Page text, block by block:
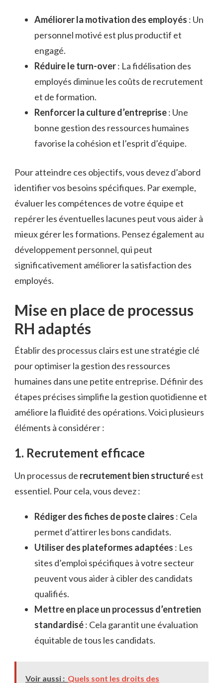
Améliorer la motivation des employés : Un
personnel motivé est plus productif et
engagé.
Réduire le turn-over: La fidélisation des
employés diminue les coûts de recrutement
et de formation.
Renforcer la culture d’entreprise: Une
bonne gestion des ressources humaines
favorise la cohésion et l’esprit d’équipe.
Pour atteindre ces objectifs, vous devez d’abord
identifier vos besoins spécifiques. Par exemple,
évaluer les compétences de votre équipe et
repérer les éventuelles lacunes peut vous aider à
mieux gérer les formations. Pensez également au
développement personnel, qui peut
significativement améliorer la satisfaction des
employés.
Mise en place de processus
RH adaptés
Établir des processus clairs est une stratégie clé
pour optimiser la gestion des ressources
humaines dans une petite entreprise. Définir des
étapes précises simplifie la gestion quotidienne et
améliore la fluidité des opérations. Voici plusieurs
éléments à considérer :
1. Recrutement efficace
Un processus de recrutement bien structuréest
essentiel. Pour cela, vous devez :
Rédiger des fiches de poste claires : Cela
permet d’attirer les bons candidats.
Utiliser des plateformes adaptées : Les
sites d’emploi spécifiques à votre secteur
peuvent vous aider à cibler des candidats
qualifiés.
Mettre en place un processus d’entretien
standardisé: Cela garantit une évaluation
équitable de tous les candidats.
Voir aussi : Quels sont les droits des